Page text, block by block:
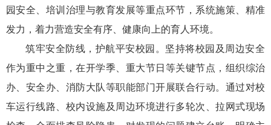
园安全、培训治理与教育发展等重点环节，系统施策、精准
发力，着力营造安全有序、健康向上的育人环境。
筑牢安全防线，护航平安校园。坚持将校园及周边安全
作为重中之重，在开学季、重大节日等关键节点，组织综治
办、安全办、消防大队等职能部门开展联合行动。通过对校
车运行线路、校内设施及周边环境进行多轮次、拉网式现场